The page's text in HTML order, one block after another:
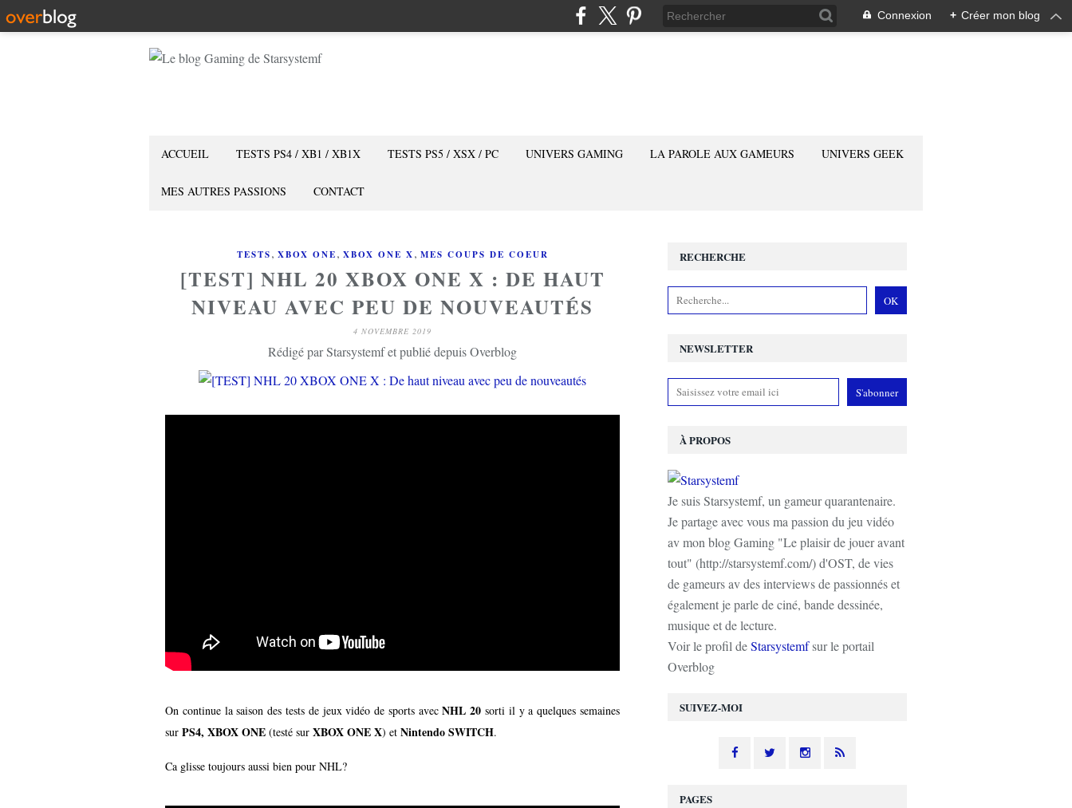
Connexion + Créer mon blog
ACCUEIL TESTS PS4 / XB1 / XB1X TESTS PS5 / XSX / PC UNIVERS GAMING LA PAROLE AUX GAMEURS UNIVERS GEEK
MES AUTRES PASSIONS CONTACT
TESTS, XBOX ONE, XBOX ONE X, MES COUPS DE COEUR
[TEST] NHL 20 XBOX ONE X : DE HAUT
NIVEAU AVEC PEU DE NOUVEAUTÉS
4 NOVEMBRE 2019
Rédigé par Starsystemf et publié depuis Overblog
On continue la saison des tests de jeux vidéo de sports avecNHL 20 sorti il y a quelques semaines
sur PS4, XBOX ONE (testé sur XBOX ONE X) et Nintendo SWITCH.
Ca glisse toujours aussi bien pour NHL?
NEWSLETTER
SUIVEZ-MOI
RECHERCHE
À PROPOS
Je suis Starsystemf, un gameur quarantenaire.
Je partage avec vous ma passion du jeu vidéo
av mon blog Gaming "Le plaisir de jouer avant
tout" (http://starsystemf.com/) d'OST, de vies
de gameurs av des interviews de passionnés et
également je parle de ciné, bande dessinée,
musique et de lecture.
Voir le profil deStarsystemfsur le portail
Overblog
PAGES